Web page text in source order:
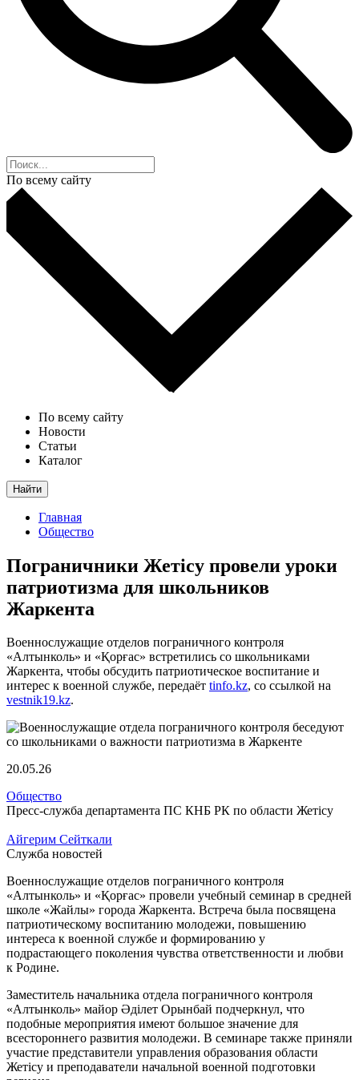
По всему сайту
По всему сайту
Новости
Статьи
Каталог
Найти
Главная
Общество
Пограничники Жетісу провели уроки
патриотизма для школьников
Жаркента
Военнослужащие отделов пограничного контроля
«Алтынколь» и «Қорғас» встретились со школьниками
Жаркента, чтобы обсудить патриотическое воспитание и
интерес к военной службе, передаёт tinfo.kz, со ссылкой на
vestnik19.kz.
20.05.26
Общество
Пресс-служба департамента ПС КНБ РК по области Жетісу
Айгерим Сейткали
Служба новостей
Военнослужащие отделов пограничного контроля
«Алтынколь» и «Қорғас» провели учебный семинар в средней
школе «Жайлы» города Жаркента. Встреча была посвящена
патриотическому воспитанию молодежи, повышению
интереса к военной службе и формированию у
подрастающего поколения чувства ответственности и любви
к Родине.
Заместитель начальника отдела пограничного контроля
«Алтынколь» майор Әділет Орынбай подчеркнул, что
подобные мероприятия имеют большое значение для
всестороннего развития молодежи. В семинаре также приняли
участие представители управления образования области
Жетісу и преподаватели начальной военной подготовки